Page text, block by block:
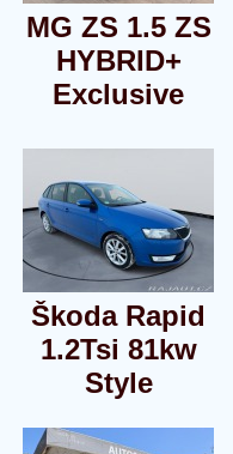
MG ZS 1.5 ZS
HYBRID+
Exclusive
Škoda Rapid
1.2Tsi 81kw
Style